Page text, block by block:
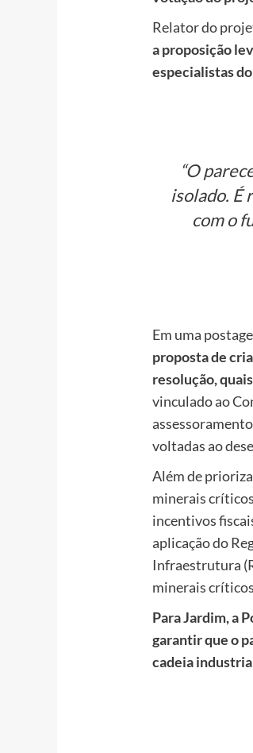
Relator do
a proposição
especialistas
“O
isolado. É
com o
Em uma
proposta de
resolução,
vinculado ao
voltadas ao
Além de
minerais
incentivos
aplicação do
Infraestrutura
minerais
Para Jardim, a
garantir que o
cadeia